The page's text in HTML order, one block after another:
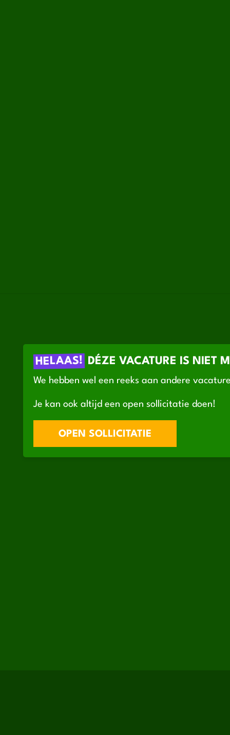
HELAAS! DÉZE VACATURE IS NIET
We hebben wel een reeks aan andere
Je kan ook altijd een open sollicitatie doen!
OPEN SOLLICITATIE